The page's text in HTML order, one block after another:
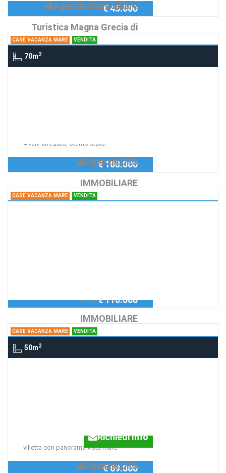
Agenzia:Immobiliare
Turistica Magna Grecia di
D&D Sas
€ 45.000
CASE VACANZA MARE VENDITA
70m2
4 vani arredato, ottimo stato.
Agenzia:DRS
IMMOBILIARE
€ 100.000
CASE VACANZA MARE VENDITA
IMMOBILIARE
€ 110.000
CASE VACANZA MARE VENDITA
50m2
villetta con panorama vista mare
Richiedi Info
Agenzia:DRS
€ 69.000